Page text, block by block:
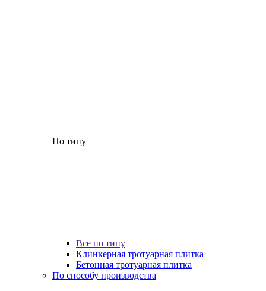
По типу
Все по типу
Клинкерная тротуарная плитка
Бетонная тротуарная плитка
По способу производства